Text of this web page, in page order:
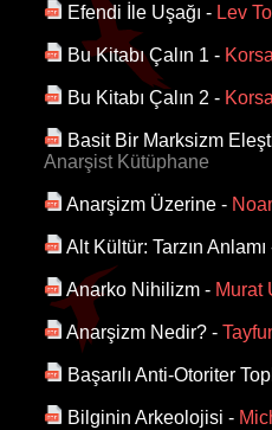
Efendi İle Uşağı - Lev
Bu Kitabı Çalın 1 -
Bu Kitabı Çalın 2 -
Basit Bir Marksizm
Anarşist Kütüphane
Anarşizm Üzerine -
Alt Kültür: Tarzın Anlamı
Anarko Nihilizm - Murat
Anarşizm Nedir? -
Başarılı Anti-Otoriter
Bilginin Arkeolojisi -